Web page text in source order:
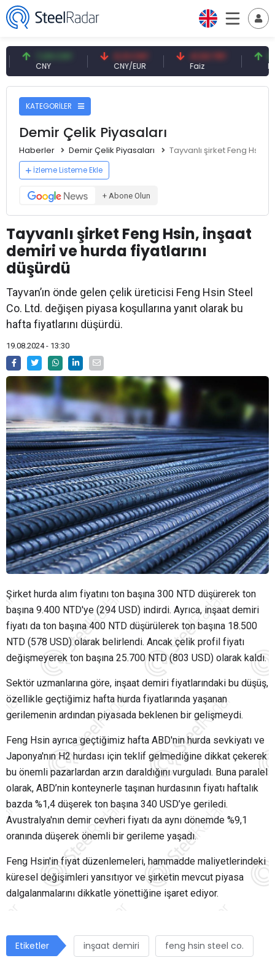
7,09 CNY 0,13 CNY
CNY/EUR
41,53 TRY 83,27
KATEGORİLER
Demir Çelik Piyasaları
Haberler Demir Çelik Piyasaları Tayvanlı şirket Feng Hsin,
İzleme Listeme Ekle
+ Abone Olun
Tayvanlı şirket Feng Hsin, inşaat
demiri ve hurda fiyatlarını
düşürdü
Tayvan’ın önde gelen çelik üreticisi Feng Hsin Steel
Co. Ltd. değişen piyasa koşullarına yanıt olarak bu
hafta fiyatlarını düşürdü.
19.08.2024 - 13:30
Şirket hurda alım fiyatını ton başına 300 NTD düşürerek ton
başına 9.400 NTD'ye (294 USD) indirdi. Ayrıca, inşaat demiri
fiyatı da ton başına 400 NTD düşürülerek ton başına 18.500
NTD (578 USD) olarak belirlendi. Ancak çelik profil fiyatı
değişmeyerek ton başına 25.700 NTD (803 USD) olarak kaldı.
Sektör uzmanlarına göre, inşaat demiri fiyatlarındaki bu düşüş,
özellikle geçtiğimiz hafta hurda fiyatlarında yaşanan
gerilemenin ardından piyasada beklenen bir gelişmeydi.
Feng Hsin ayrıca geçtiğimiz hafta ABD'nin hurda sevkiyatı ve
Japonya'nın H2 hurdası için teklif gelmediğine dikkat çekerek
bu önemli pazarlardan arzın daraldığını vurguladı. Buna paralel
olarak, ABD’nin konteynerle taşınan hurdasının fiyatı haftalık
bazda %1,4 düşerek ton başına 340 USD’ye geriledi.
Avustralya'nın demir cevheri fiyatı da aynı dönemde %9,1
oranında düşerek önemli bir gerileme yaşadı.
Feng Hsin'in fiyat düzenlemeleri, hammadde maliyetlerindeki
küresel değişimleri yansıtıyor ve şirketin mevcut piyasa
dalgalanmalarını dikkatle yönettiğine işaret ediyor.
Etiketler inşaat demiri feng hsin steel co.